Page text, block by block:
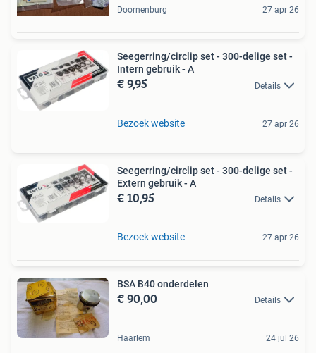
Doornenburg 27 apr 26
Seegerring/circlip set - 300-delige set -
Intern gebruik - A
€ 9,95 Details
Bezoek website 27 apr 26
Seegerring/circlip set - 300-delige set -
Extern gebruik - A
€ 10,95 Details
Bezoek website 27 apr 26
BSA B40 onderdelen
€ 90,00 Details
Haarlem 24 jul 26